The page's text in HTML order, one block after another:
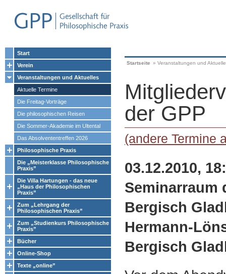
Start
Verein
Veranstaltungen und Aktuelles
Aktuelle Termine
Die Freitag-Vorträge
Die philosophischen Reisen
Die Sommer-Akademie im Ultental
Das Absolvententreffen 2026
Philosophische Praxis
Die „Meisterklasse Philosophische
Praxis”
Die Villa Hartungen - das neue
„Haus der Philosophischen
Praxis”
Zum „Lehrgang der
Philosophischen Praxis”
Zum „Studienkurs Philosophische
Praxis”
Bücher
Online-Shop
Texte „online”
Startseite » Veranstaltungen und
der GPP
(andere Termine
03.12.2010,
Seminarraum
Bergisch
Hermann-
Bergisch